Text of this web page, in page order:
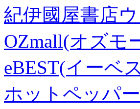
紀伊國屋書店
OZmall(オズモ
eBEST(イーベ
ホットペッパ